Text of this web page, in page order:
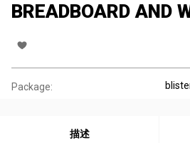
BREADBOARD AND
Package:
描述